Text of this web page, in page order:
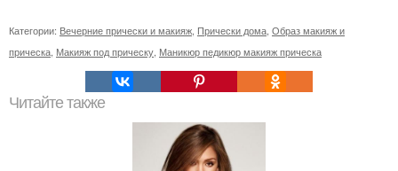
Категории: Вечерние прически и макияж Прически дома Образ макияж и
прическа Макияж под прическу Маникюр педикюр макияж прическа
Читайте также